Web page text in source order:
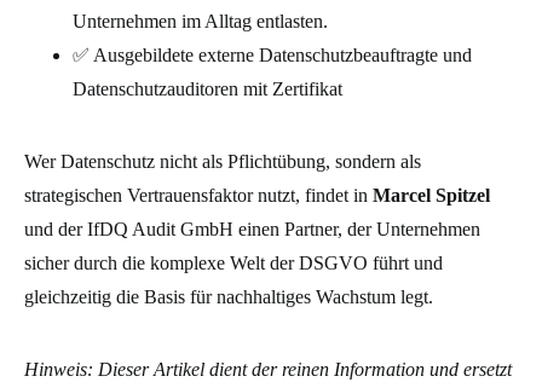
Unternehmen im Alltag entlasten.
✅ Ausgebildete externe Datenschutzbeauftragte und
Datenschutzauditoren mit Zertifikat
Wer Datenschutz nicht als Pflichtübung, sondern als
strategischen Vertrauensfaktor nutzt, findet in Marcel Spitzel
und der IfDQ Audit GmbH einen Partner, der Unternehmen
sicher durch die komplexe Welt der DSGVO führt und
gleichzeitig die Basis für nachhaltiges Wachstum legt.
Hinweis: Dieser Artikel dient der reinen Information und ersetzt